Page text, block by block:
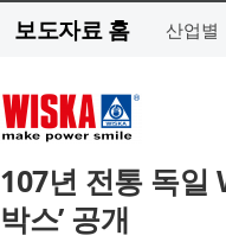
보도자료 홈 산업별
107년 전통 독일
박스’ 공개